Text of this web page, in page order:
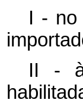
I - no
II -